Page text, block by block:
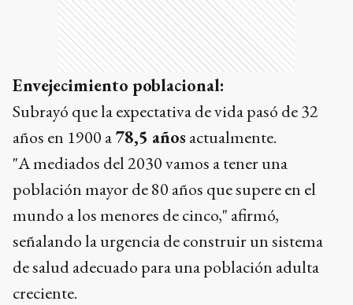
Envejecimiento poblacional:
Subrayó que la expectativa de vida pasó de 32
años en 1900 a78,5 años actualmente.
"A mediados del 2030 vamos a tener una
población mayor de 80 años que supere en el
mundo a los menores de cinco," afirmó,
señalando la urgencia de construir un sistema
de salud adecuado para una población adulta
creciente.